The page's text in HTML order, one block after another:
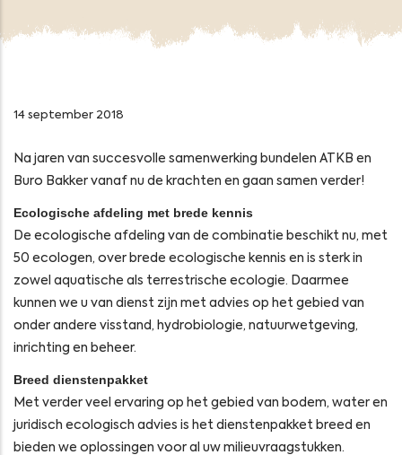
14 september 2018
Na jaren van succesvolle samenwerking bundelen ATKB en
Buro Bakker vanaf nu de krachten en gaan samen verder!
Ecologische afdeling met brede kennis
De ecologische afdeling van de combinatie beschikt nu, met
50 ecologen, over brede ecologische kennis en is sterk in
zowel aquatische als terrestrische ecologie. Daarmee
kunnen we u van dienst zijn met advies op het gebied van
onder andere visstand, hydrobiologie, natuurwetgeving,
inrichting en beheer.
Breed dienstenpakket
Met verder veel ervaring op het gebied van bodem, water en
juridisch ecologisch advies is het dienstenpakket breed en
bieden we oplossingen voor al uw milieuvraagstukken.